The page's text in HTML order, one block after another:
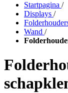
Startpagina /
Displays /
Wand /